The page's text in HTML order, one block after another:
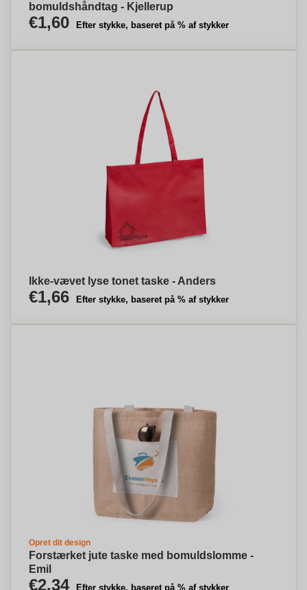
bomuldshåndtag - Kjellerup
€1,60 Efter stykke, baseret på % af stykker
Ikke-vævet lyse tonet taske - Anders
€1,66 Efter stykke, baseret på % af stykker
Opret dit design
Forstærket jute taske med bomuldslomme -
Emil
€2,34 Efter stykke, baseret på % af stykker